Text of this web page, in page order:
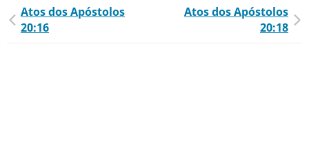
Atos dos Apóstolos
20:16
Atos dos Apóstolos
20:18